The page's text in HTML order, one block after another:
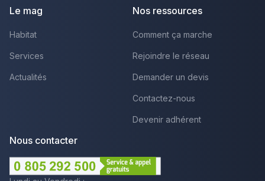
Le mag
Habitat
Services
Actualités
Nos ressources
Comment ça marche
Rejoindre le réseau
Demander un devis
Contactez-nous
Devenir adhérent
Nous contacter